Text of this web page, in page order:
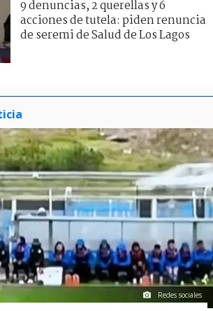
9 denuncias, 2 querellas y 6
acciones de tutela: piden renuncia
de seremi de Salud de Los Lagos
Redes sociales